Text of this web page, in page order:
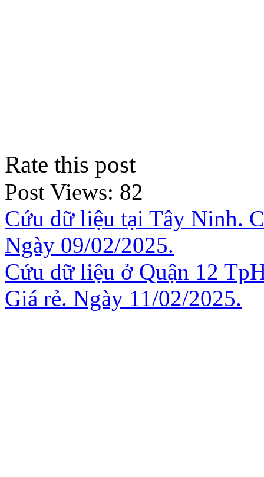
Rate this post
Post Views: 82
Cứu dữ liệu tại Tây Ninh.
Ngày 09/02/2025.
Cứu dữ liệu ở Quận 12
Giá rẻ. Ngày 11/02/2025.